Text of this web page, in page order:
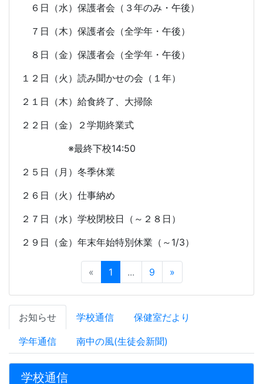
６日（水）保護者会（３年のみ・午後）
７日（木）保護者会（全学年・午後）
８日（金）保護者会（全学年・午後）
１２日（火）読み聞かせの会（１年）
２１日（木）給食終了、大掃除
２２日（金）２学期終業式
※最終下校14:50
２５日（月）冬季休業
２６日（火）仕事納め
２７日（水）学校閉校日（～２８日）
２９日（金）年末年始特別休業（～ 1/3）
« 1 ... 9 »
お知らせ 学校通信 保健室だより
学年通信 南中の風(生徒会新聞)
学校通信